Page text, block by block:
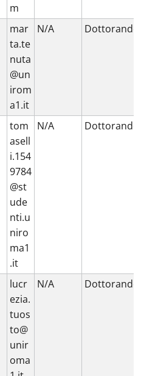
m
mar
ta.te
nuta
@un
irom
a1.it
N/A Dottorando
tom
asell
i.154
9784
@st
ude
nti.u
niro
ma1
.it
N/A Dottorando
lucr
ezia.
tuos
to@
unir
oma
N/A Dottorando